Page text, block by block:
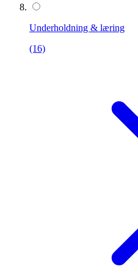
Underholdning & læring
(16)